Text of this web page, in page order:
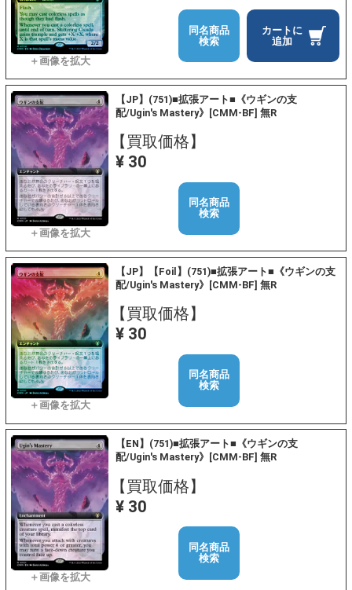
カートに
追加
同名商品
検索
【JP】(751)■拡張アート■《ウギンの支
配/Ugin's Mastery》[CMM-BF] 無R
【買取価格】
¥ 30
同名商品
検索
【JP】【Foil】(751)■拡張アート■《ウギンの支
配/Ugin's Mastery》[CMM-BF] 無R
【買取価格】
¥ 30
同名商品
検索
【EN】(751)■拡張アート■《ウギンの支
配/Ugin's Mastery》[CMM-BF] 無R
【買取価格】
¥ 30
同名商品
検索